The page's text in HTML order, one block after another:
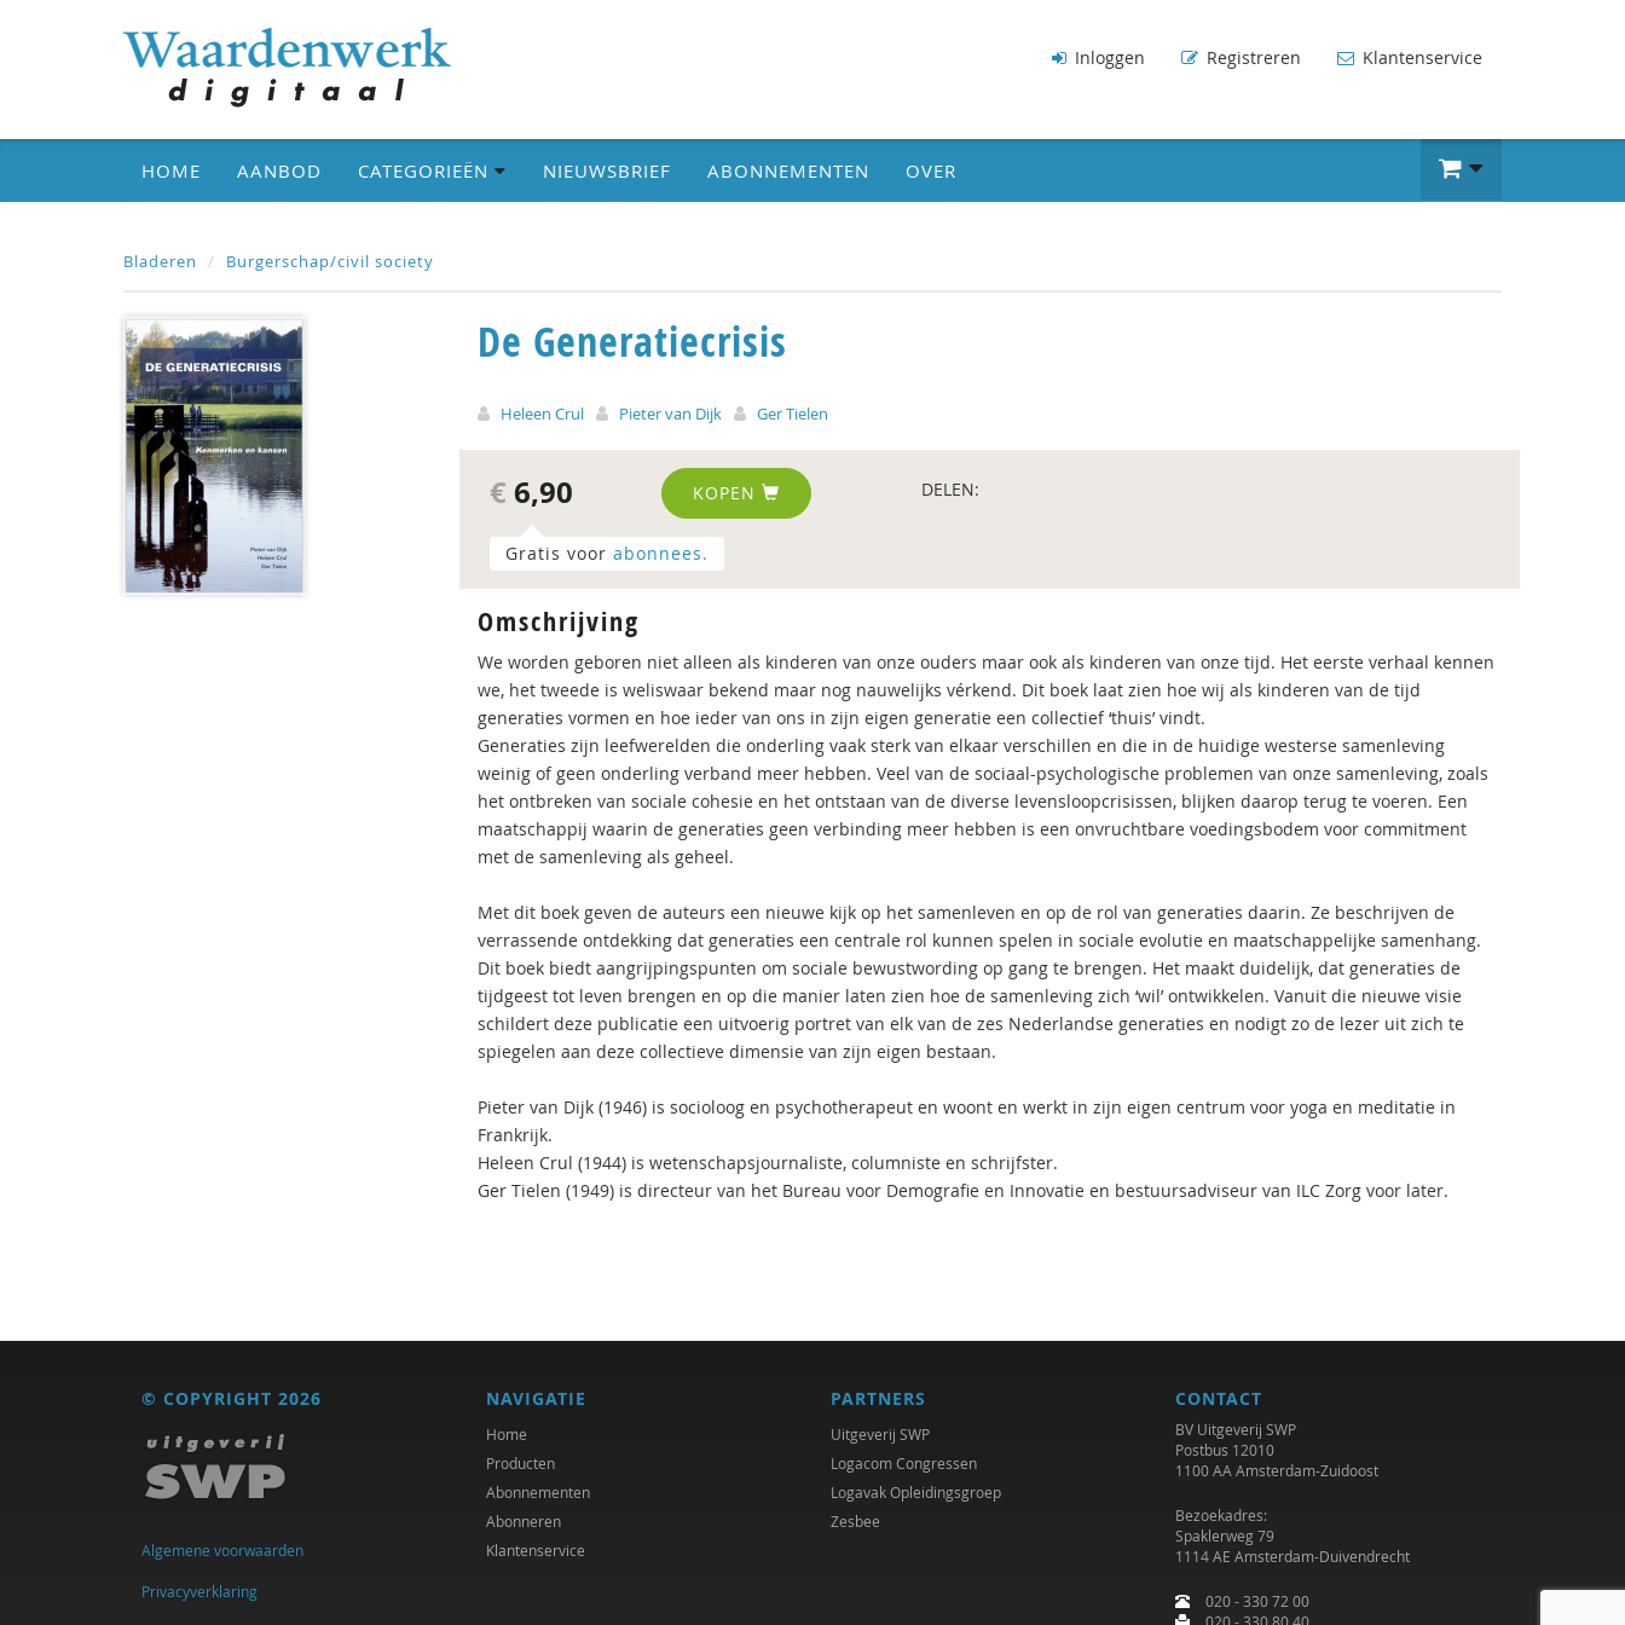
Inloggen Registreren Klantenservice
HOME AANBOD CATEGORIEËN NIEUWSBRIEF ABONNEMENTEN OVER
Bladeren Burgerschap/civil society
De Generatiecrisis
Heleen Crul Pieter van Dijk Ger Tielen
€ 6,90 KOPEN DELEN:
Gratis voor abonnees.
Omschrijving
We worden geboren niet alleen als kinderen van onze ouders maar ook als kinderen van onze tijd. Het eerste verhaal kennen
we, het tweede is weliswaar bekend maar nog nauwelijks vérkend. Dit boek laat zien hoe wij als kinderen van de tijd
generaties vormen en hoe ieder van ons in zijn eigen generatie een collectief ‘thuis’ vindt.
Generaties zijn leefwerelden die onderling vaak sterk van elkaar verschillen en die in de huidige westerse samenleving
weinig of geen onderling verband meer hebben. Veel van de sociaal-psychologische problemen van onze samenleving, zoals
het ontbreken van sociale cohesie en het ontstaan van de diverse levensloopcrisissen, blijken daarop terug te voeren. Een
maatschappij waarin de generaties geen verbinding meer hebben is een onvruchtbare voedingsbodem voor commitment
met de samenleving als geheel.
Met dit boek geven de auteurs een nieuwe kijk op het samenleven en op de rol van generaties daarin. Ze beschrijven de
verrassende ontdekking dat generaties een centrale rol kunnen spelen in sociale evolutie en maatschappelijke samenhang.
Dit boek biedt aangrijpingspunten om sociale bewustwording op gang te brengen. Het maakt duidelijk, dat generaties de
tijdgeest tot leven brengen en op die manier laten zien hoe de samenleving zich ‘wil’ ontwikkelen. Vanuit die nieuwe visie
schildert deze publicatie een uitvoerig portret van elk van de zes Nederlandse generaties en nodigt zo de lezer uit zich te
spiegelen aan deze collectieve dimensie van zijn eigen bestaan.
Pieter van Dijk (1946) is socioloog en psychotherapeut en woont en werkt in zijn eigen centrum voor yoga en meditatie in
Frankrijk.
Heleen Crul (1944) is wetenschapsjournaliste, columniste en schrijfster.
Ger Tielen (1949) is directeur van het Bureau voor Demografie en Innovatie en bestuursadviseur van ILC Zorg voor later.
© COPYRIGHT 2026
Algemene voorwaarden
Privacyverklaring
NAVIGATIE
Home
Producten
Abonnementen
Abonneren
Klantenservice
PARTNERS
Uitgeverij SWP
Logacom Congressen
Logavak Opleidingsgroep
Zesbee
CONTACT
BV Uitgeverij SWP
Postbus 12010
1100 AA Amsterdam-Zuidoost
Bezoekadres:
Spaklerweg 79
1114 AE Amsterdam-Duivendrecht
020 - 330 72 00